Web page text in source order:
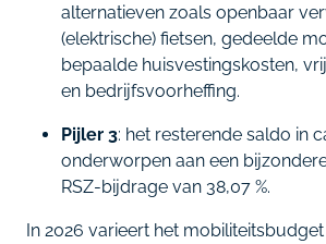
alternatieven zoals openbaar
(elektrische) fietsen, gedeelde
bepaalde huisvestingskosten,
en bedrijfsvoorheffing.
Pijler 3: het resterende saldo in
onderworpen aan een
RSZ-bijdrage van 38,07 %.
In 2026 varieert het